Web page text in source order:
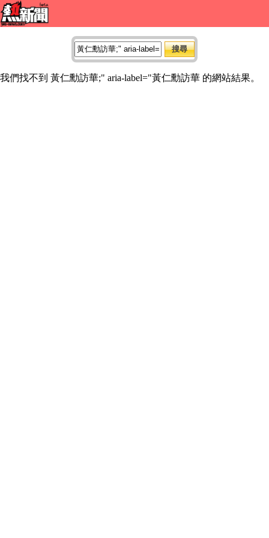
我們找不到 黃仁勳訪華;" aria-label="黃仁勳訪華 的網站結果。